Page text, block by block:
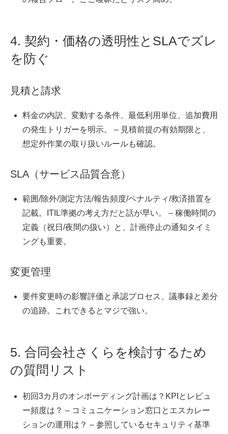
4. 契約・価格の透明性とSLAでズレ
を防ぐ
見積と請求
料金の内訳、変動する条件、最低利用単位、追加費用
の発生トリガーを明示。 – 見積前提の有効期限と、
想定外作業の取り扱いルールも確認。
SLA（サービス品質合意）
範囲/除外/測定方法/報告頻度/ペナルティ/救済措置を
記載。ITIL準拠の考え方だと話が早い。 – 稼働時間の
定義（祝日/夜間の扱い）と、計画停止の通知タイミ
ングも重要。
変更管理
要件変更時の影響評価と承認プロセス、議事録と差分
の追跡。これできるとマジで強い。
5. 合同会社さくらを検討するため
の質問リスト
初回3カ月のオンボーディング計画は？KPIとレビュ
ー頻度は？ – コミュニケーション窓口とエスカレー
ションの運用は？ – 参照しているセキュリティ基準